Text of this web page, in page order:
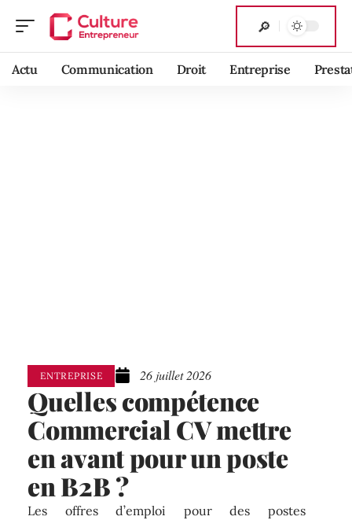
Actu Communication Droit Entreprise
ENTREPRISE 26 juillet 2026
Quelles compétence
Commercial CV mettre
en avant pour un poste
en B2B ?
Les offres d’emploi pour des postes